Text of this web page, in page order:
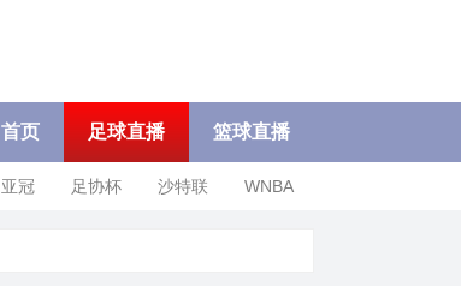
首页 足球直播 篮球直播
亚冠 足协杯 沙特联 WNBA